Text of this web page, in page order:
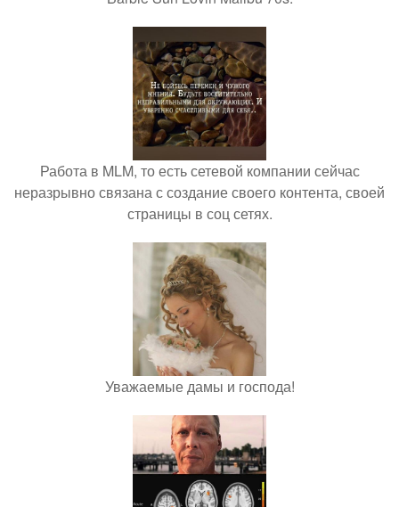
Работа в MLM, то есть сетевой компании сейчас
неразрывно связана с создание своего контента, своей
страницы в соц сетях.
Уважаемые дамы и господа!